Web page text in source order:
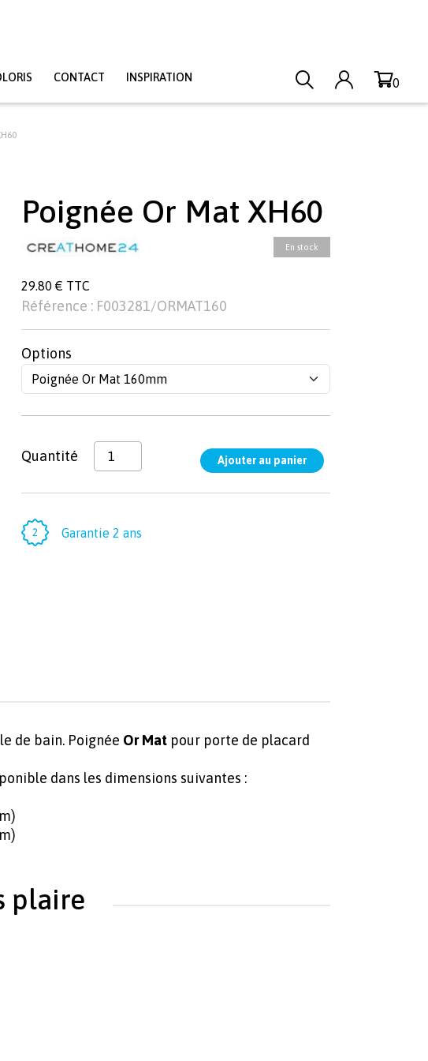
CONTACT INSPIRATION 0
Poignée Or Mat XH60
En stock
29.80 € TTC
Référence : F003281/ORMAT160
Options
Quantité
Garantie 2 ans
de bain. Poignée Or Mat pour porte de placard
dans les dimensions suivantes :
plaire